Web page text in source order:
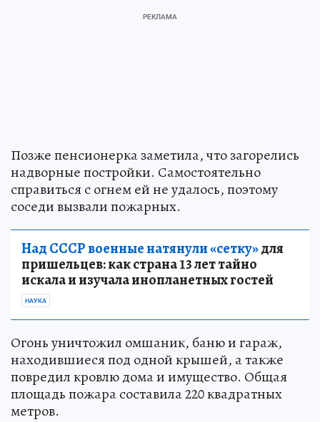
Позже пенсионерка заметила, что загорелись
надворные постройки. Самостоятельно
справиться с огнем ей не удалось, поэтому
соседи вызвали пожарных.
Над СССР военные натянули «сетку»для
пришельцев: как страна 13 лет тайно
искала и изучала инопланетных гостей
НАУКА
Огонь уничтожил омшаник, баню и гараж,
находившиеся под одной крышей, а также
повредил кровлю дома и имущество. Общая
площадь пожара составила 220 квадратных
метров.